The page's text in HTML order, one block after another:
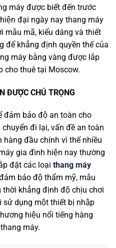
máy được biết đến trước
đại ngày nay thang máy
mẫu mã, kiểu dáng và thiết
để khẳng định quyền thế của
máy bằng vàng được lắp
cho thuê tại Moscow.
ĐƯỢC CHÚ TRỌNG
đảm bảo độ an toàn cho
đi lại, vấn đề an toàn
đầu chính vì thế nhiều
gia đình hiện nay thường
đặt các loại thang máy
bảo độ thẩm mỹ, mẫu
thời khẳng định độ chịu chơi
sử dụng một thiết bị nhập
hiệu nổi tiếng hàng
máy.